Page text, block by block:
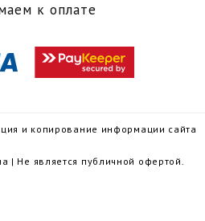
к оплате
и копирование информации сайта
| Не является публичной офертой.